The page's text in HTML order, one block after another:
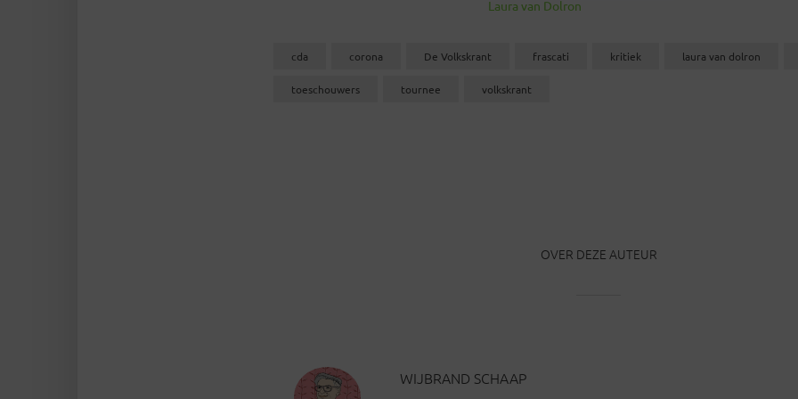
Laura van Dolron
cda corona De Volkskrant frascati kritiek laura van dolron
toeschouwers tournee volkskrant
OVER DEZE AUTEUR
WIJBRAND SCHAAP